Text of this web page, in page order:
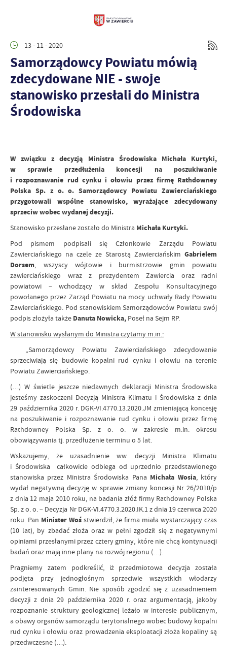
13 - 11 - 2020
Samorządowcy Powiatu mówią
zdecydowane NIE - swoje
stanowisko przesłali do Ministra
Środowiska
W związku z decyzją Ministra Środowiska Michała Kurtyki,
w sprawie przedłużenia koncesji na poszukiwanie
i rozpoznawanie rud cynku i ołowiu przez firmę Rathdowney
Polska Sp. z o. o. Samorządowcy Powiatu Zawierciańskiego
przygotowali wspólne stanowisko, wyrażające zdecydowany
sprzeciw wobec wydanej decyzji.
Stanowisko przesłane zostało do Ministra Michała Kurtyki.
Pod pismem podpisali się Członkowie Zarządu Powiatu
Zawierciańskiego na czele ze Starostą Zawierciańskim Gabrielem
Dorsem, wszyscy wójtowie i burmistrzowie gmin powiatu
zawierciańskiego wraz z prezydentem Zawiercia oraz radni
powiatowi – wchodzący w skład Zespołu Konsultacyjnego
powołanego przez Zarząd Powiatu na mocy uchwały Rady Powiatu
Zawierciańskiego. Pod stanowiskiem Samorządowców Powiatu swój
podpis złożyła także Danuta Nowicka, Poseł na Sejm RP.
W stanowisku wysłanym do Ministra czytamy m.in.:
„Samorządowcy Powiatu Zawierciańskiego zdecydowanie
sprzeciwiają się budowie kopalni rud cynku i ołowiu na terenie
Powiatu Zawierciańskiego.
(…) W świetle jeszcze niedawnych deklaracji Ministra Środowiska
jesteśmy zaskoczeni Decyzją Ministra Klimatu i Środowiska z dnia
29 października 2020 r. DGK-VI.4770.13.2020.JM zmieniającą koncesję
na poszukiwanie i rozpoznawanie rud cynku i ołowiu przez firmę
Rathdowney Polska Sp. z o. o. w zakresie m.in. okresu
obowiązywania tj. przedłużenie terminu o 5 lat.
Wskazujemy, że uzasadnienie ww. decyzji Ministra Klimatu
i Środowiska całkowicie odbiega od uprzednio przedstawionego
stanowiska przez Ministra Środowiska Pana Michała Wosia, który
wydał negatywną decyzję w sprawie zmiany koncesji Nr 26/2010/p
z dnia 12 maja 2010 roku, na badania złóż firmy Rathdowney Polska
Sp. z o. o. – Decyzja Nr DGK-VI.4770.3.2020.IK.1 z dnia 19 czerwca 2020
roku. Pan Minister Wośstwierdził, że firma miała wystarczający czas
(10 lat), by zbadać złoża oraz w pełni zgodził się z negatywnymi
opiniami przesłanymi przez cztery gminy, które nie chcą kontynuacji
badań oraz mają inne plany na rozwój regionu (…).
Pragniemy zatem podkreślić, iż przedmiotowa decyzja została
podjęta przy jednogłośnym sprzeciwie wszystkich włodarzy
zainteresowanych Gmin. Nie sposób zgodzić się z uzasadnieniem
decyzji z dnia 29 października 2020 r. oraz argumentacją, jakoby
rozpoznanie struktury geologicznej leżało w interesie publicznym,
a obawy organów samorządu terytorialnego wobec budowy kopalni
rud cynku i ołowiu oraz prowadzenia eksploatacji złoża kopaliny są
przedwczesne (…).